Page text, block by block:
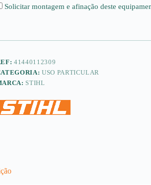
Solicitar montagem e afinação deste
41440112309
USO PARTICULAR
STIHL